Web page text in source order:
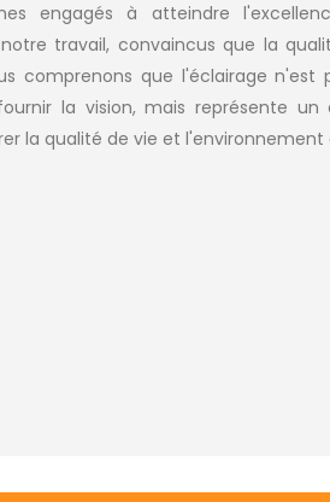
engagés à atteindre
travail, convaincus que la
comprenons que l'éclairage n'est
la vision, mais représente un
la qualité de vie et l'environnement